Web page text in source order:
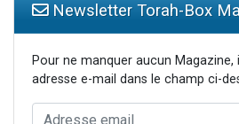
Newsletter Torah-Box
Pour ne manquer aucun Magazine,
adresse e-mail dans le champ ci-